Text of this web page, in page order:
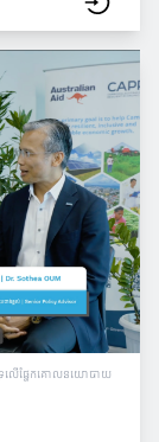
រលើផ្នែកគោលនយោបាយ